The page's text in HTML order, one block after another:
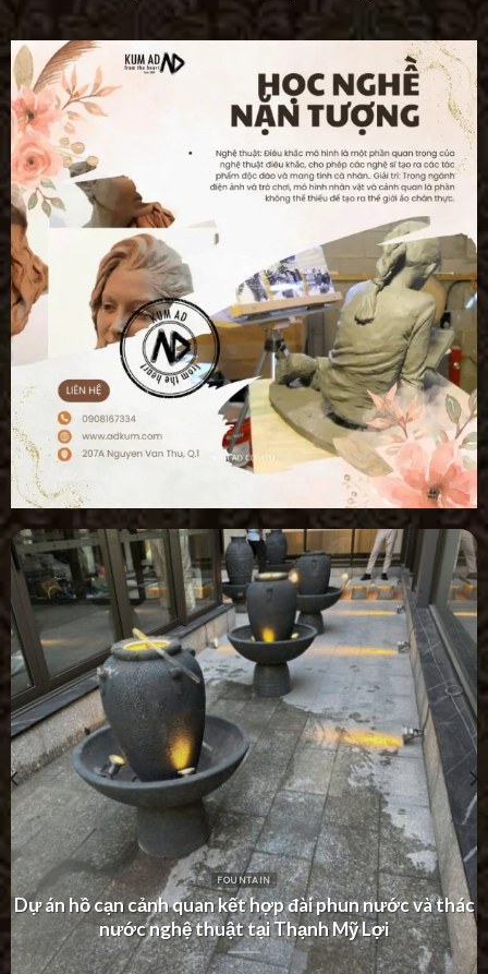
FOUNTAIN
Dự án thác nước tường hiện đại tại Khu Dân Cư Hà Đô
Villa